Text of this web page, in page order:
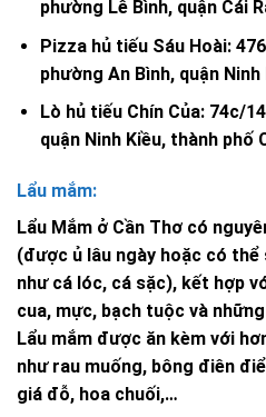
phường Lê Bình, quận Cái
Pizza hủ tiếu Sáu Hoài:
phường An Bình, quận
Lò hủ tiếu Chín Của: 74c/
quận Ninh Kiều, thành phố
Lẩu mắm:
Lẩu Mắm ở Cần Thơ có
(được ủ lâu ngày hoặc có
như cá lóc, cá sặc), kết hợp
cua, mực, bạch tuộc và
Lẩu mắm được ăn kèm với
như rau muống, bông điên
giá đỗ, hoa chuối,…